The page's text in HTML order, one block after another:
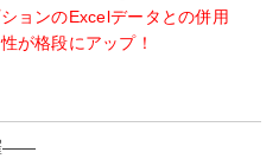
ョンのExcelデータとの併用
が格段にアップ！
――